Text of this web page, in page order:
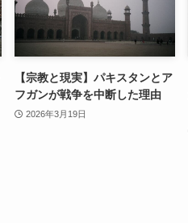
【宗教と現実】パキスタンとア
フガンが戦争を中断した理由
2026年3月19日